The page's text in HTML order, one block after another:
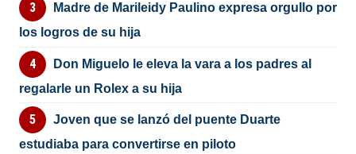
Madre de Marileidy Paulino expresa orgullo por
los logros de su hija
Don Miguelo le eleva la vara a los padres al
regalarle un Rolex a su hija
Joven que se lanzó del puente Duarte
estudiaba para convertirse en piloto